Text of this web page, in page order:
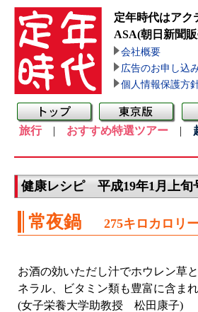
定年時代はアク
ASA(朝日新聞
会社概要
広告のお申し込
個人情報保護方
旅行| おすすめ特選ツアー |
健康レシピ 平成19年1月上旬
常夜鍋 275キロカロリ
お酒の効いただし汁でホウレン草
ネラル、ビタミン類も豊富に含ま
(女子栄養大学助教授 松田康子)